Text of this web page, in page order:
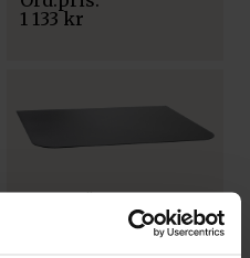
1 133kr
Golvplåt 700 x 800